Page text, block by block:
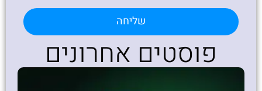
שליחה
פוסטים אחרונים